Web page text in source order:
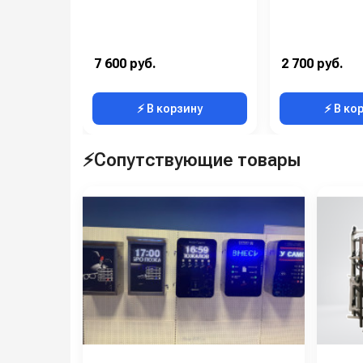
Дополнительный аппарат
7 600 руб.
⚡ В корзину
2 700 руб.
⚡ В
⚡Сопутствующие товары